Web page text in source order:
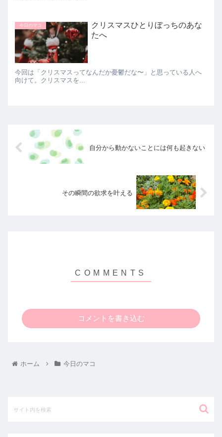
今日のマコ
クリスマスひとりぼっちのあな
たへ
今回は「クリスマスってなんだか憂鬱だな〜」と思っている人へ
向けて。クリスマスを...
自分から動かないことには何も起きない
その瞬間の欲求を叶える
コメントを書き込む
ホーム 今日のマコ